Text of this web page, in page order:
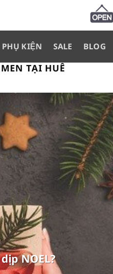
PHỤ KIỆN SALE BLOG
TẠI HUẾ
NOEL?